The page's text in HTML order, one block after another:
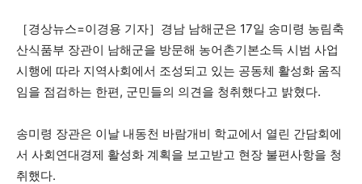
［경상뉴스=이경용 기자］경남 남해군은 17일 송미령 농림축
산식품부 장관이 남해군을 방문해 농어촌기본소득 시범 사업
시행에 따라 지역사회에서 조성되고 있는 공동체 활성화 움직
임을 점검하는 한편, 군민들의 의견을 청취했다고 밝혔다.
송미령 장관은 이날 내동천 바람개비 학교에서 열린 간담회에
서 사회연대경제 활성화 계획을 보고받고 현장 불편사항을 청
취했다.